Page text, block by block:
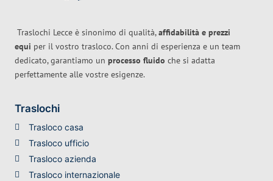
Traslochi Lecce è sinonimo di qualità,affidabilità e prezzi
equi per il vostro trasloco. Con anni di esperienza e un team
dedicato, garantiamo un processo fluido che si adatta
perfettamente alle vostre esigenze.
Traslochi
Trasloco casa
Trasloco ufficio
Trasloco azienda
Trasloco internazionale